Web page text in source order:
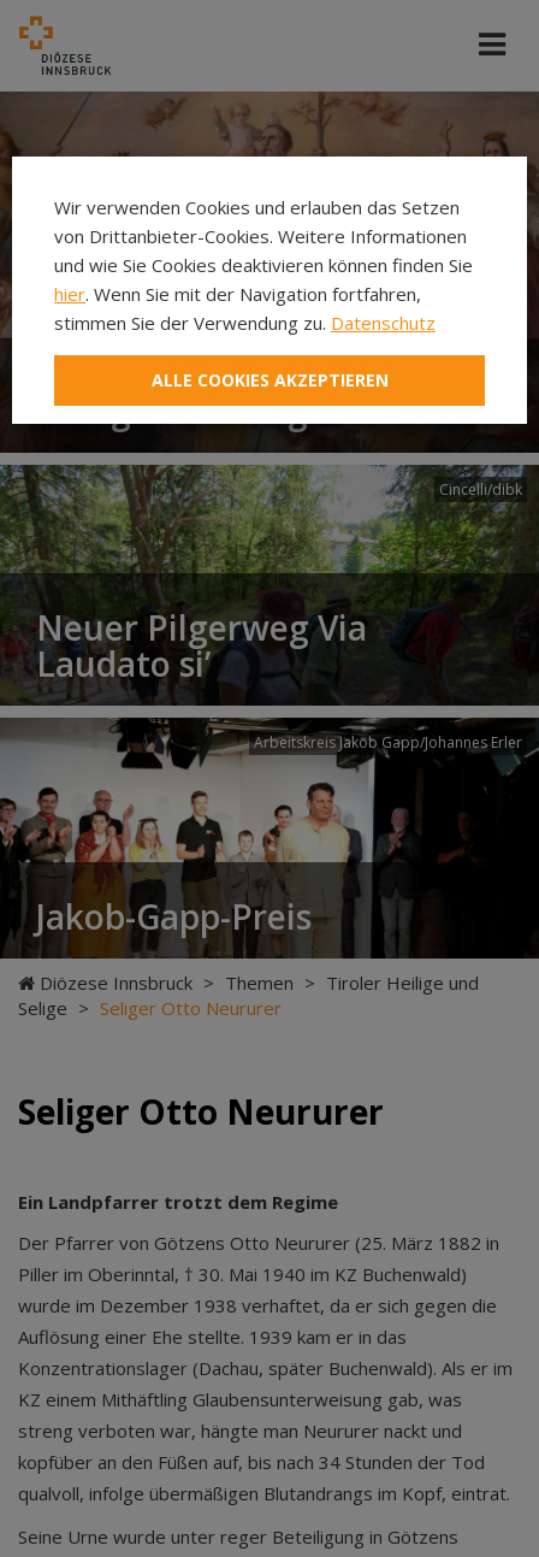
Heilige und Selige in Tirol
Cincelli/dibk
Neuer Pilgerweg Via
Laudato si’
Arbeitskreis Jakob Gapp/Johannes Erler
Jakob-Gapp-Preis
Diözese Innsbruck > Themen > Tiroler Heilige und
Selige > Seliger Otto Neururer
Seliger Otto Neururer
Ein Landpfarrer trotzt dem Regime
Der Pfarrer von Götzens Otto Neururer (25. März 1882 in
Piller im Oberinntal, † 30. Mai 1940 im KZ Buchenwald)
wurde im Dezember 1938 verhaftet, da er sich gegen die
Auflösung einer Ehe stellte. 1939 kam er in das
Konzentrationslager (Dachau, später Buchenwald). Als er im
KZ einem Mithäftling Glaubensunterweisung gab, was
streng verboten war, hängte man Neururer nackt und
kopfüber an den Füßen auf, bis nach 34 Stunden der Tod
qualvoll, infolge übermäßigen Blutandrangs im Kopf, eintrat.
Seine Urne wurde unter reger Beteiligung in Götzens
Wir verwenden Cookies und erlauben das Setzen
von Drittanbieter-Cookies. Weitere Informationen
und wie Sie Cookies deaktivieren können finden Sie
hier. Wenn Sie mit der Navigation fortfahren,
stimmen Sie der Verwendung zu. Datenschutz
ALLE COOKIES AKZEPTIEREN